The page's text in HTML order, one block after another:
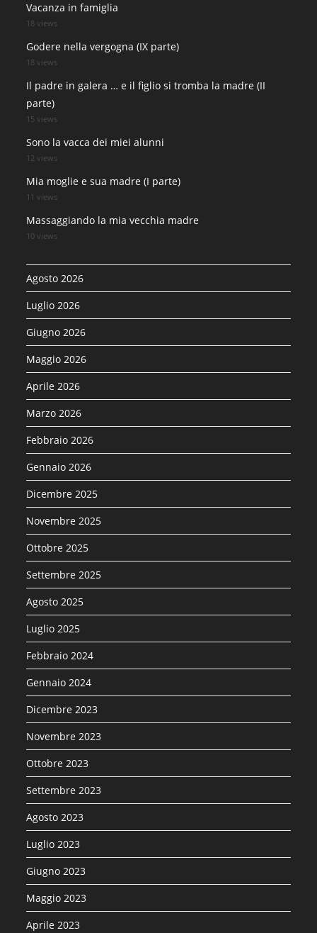
Vacanza in famiglia
18 views
Godere nella vergogna (IX parte)
18 views
Il padre in galera … e il figlio si tromba la madre (II
parte)
15 views
Sono la vacca dei miei alunni
12 views
Mia moglie e sua madre (I parte)
11 views
Massaggiando la mia vecchia madre
10 views
Agosto 2026
Luglio 2026
Giugno 2026
Maggio 2026
Aprile 2026
Marzo 2026
Febbraio 2026
Gennaio 2026
Dicembre 2025
Novembre 2025
Ottobre 2025
Settembre 2025
Agosto 2025
Luglio 2025
Febbraio 2024
Gennaio 2024
Dicembre 2023
Novembre 2023
Ottobre 2023
Settembre 2023
Agosto 2023
Luglio 2023
Giugno 2023
Maggio 2023
Aprile 2023